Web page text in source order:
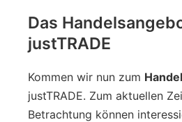
Das
justTRADE
Kommen wir nun zum
justTRADE. Zum aktuellen
Betrachtung können